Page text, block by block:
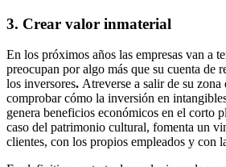
3. Crear valor inmaterial
En los próximos años las empresas van a
preocupan por algo más que su cuenta de
los inversores. Atreverse a salir de su zona
comprobar cómo la inversión en
genera beneficios económicos en el corto
caso del patrimonio cultural, fomenta un
clientes, con los propios empleados y con